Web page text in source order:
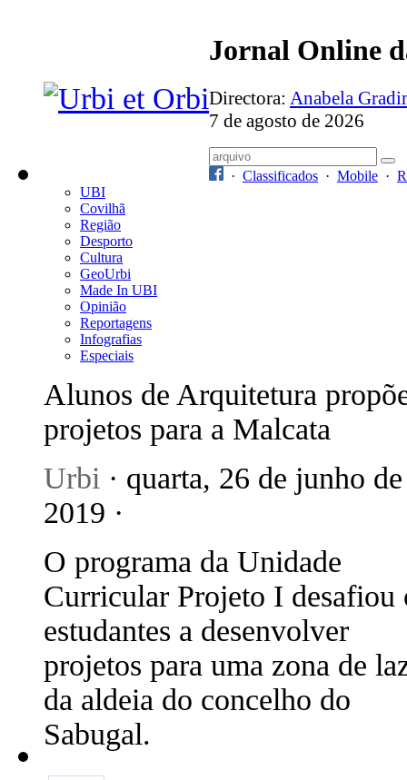
Jornal Online
Directora: Anabela
7 de agosto de 2026
· Classificados · Mobile ·
UBI
Covilhã
Região
Desporto
Cultura
GeoUrbi
Made In UBI
Opinião
Reportagens
Infografias
Especiais
Alunos de Arquitetura
projetos para a Malcata
Urbi · quarta, 26 de junho de
2019 ·
O programa da Unidade
Curricular Projeto I desafiou
estudantes a desenvolver
projetos para uma zona de
da aldeia do concelho do
Sabugal.